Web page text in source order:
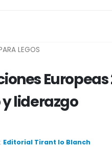
LEGOS
liderazgo
Editorial Tirant lo Blanch